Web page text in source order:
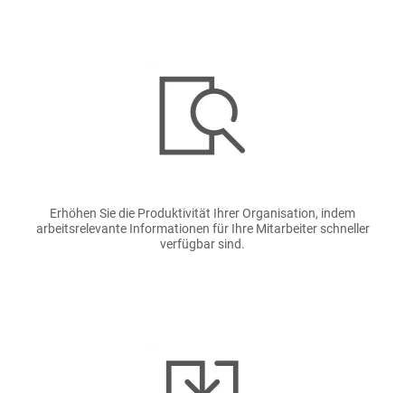
Erhöhen Sie die Produktivität Ihrer Organisation, indem
arbeitsrelevante Informationen für Ihre Mitarbeiter schneller
verfügbar sind.